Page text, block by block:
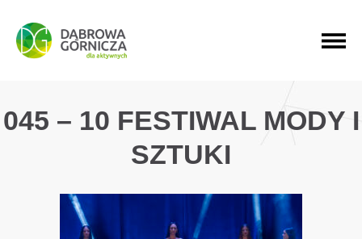
PRZEJDŹ DO MENU GŁÓWNEGO
PRZEJDŹ DO WYSZUKIWARKI
PRZEJDŹ DO TREŚCI
045 – 10 FESTIWAL MODY I
SZTUKI